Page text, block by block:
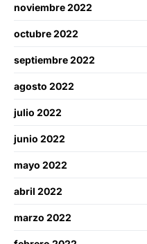
noviembre 2022
octubre 2022
septiembre 2022
agosto 2022
julio 2022
junio 2022
mayo 2022
abril 2022
marzo 2022